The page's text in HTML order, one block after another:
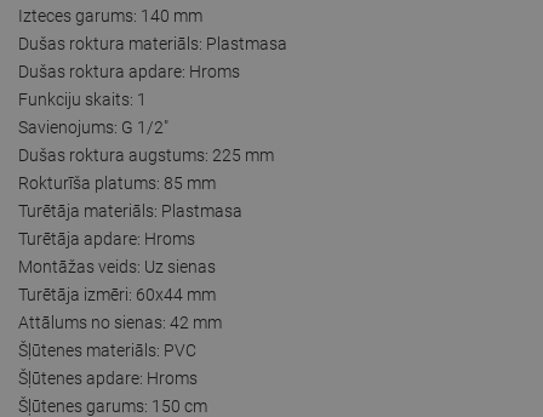
Izteces garums: 140 mm
Dušas roktura materiāls: Plastmasa
Dušas roktura apdare: Hroms
Funkciju skaits: 1
Savienojums: G 1/2"
Dušas roktura augstums: 225 mm
Rokturīša platums: 85 mm
Turētāja materiāls: Plastmasa
Turētāja apdare: Hroms
Montāžas veids: Uz sienas
Turētāja izmēri: 60x44 mm
Attālums no sienas: 42 mm
Šļūtenes materiāls: PVC
Šļūtenes apdare: Hroms
Šļūtenes garums: 150 cm